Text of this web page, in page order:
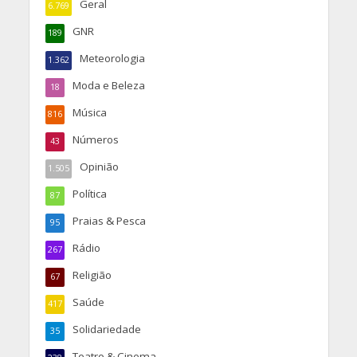
Geral
6.769
GNR
189
Meteorologia
1.362
Moda e Beleza
18
Música
816
Números
43
Opinião
1.505
Política
87
Praias & Pesca
95
Rádio
267
Religião
67
Saúde
417
Solidariedade
35